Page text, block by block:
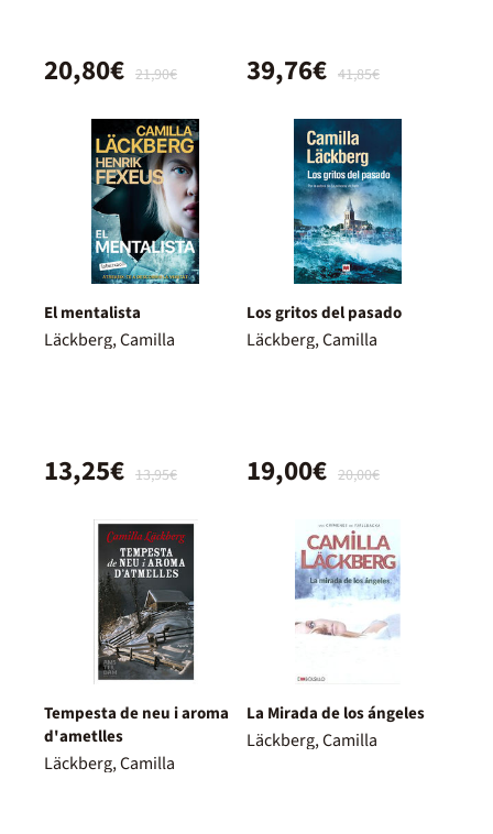
21,90€
20,80€ 41,85€
39,76€
El mentalista
Läckberg, Camilla
13,95€
13,25€
Los gritos del pasado
Läckberg, Camilla
20,00€
19,00€
Tempesta de neu i aroma
d'ametlles
Läckberg, Camilla
La Mirada de los ángeles
Läckberg, Camilla